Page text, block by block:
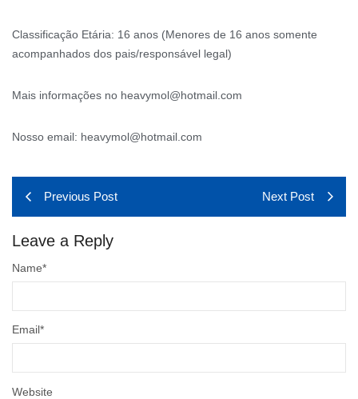
Classificação Etária: 16 anos (Menores de 16 anos somente
acompanhados dos pais/responsável legal)
Mais informações no heavymol@hotmail.com
Nosso email: heavymol@hotmail.com
Previous Post Next Post
Leave a Reply
Name*
Email*
Website